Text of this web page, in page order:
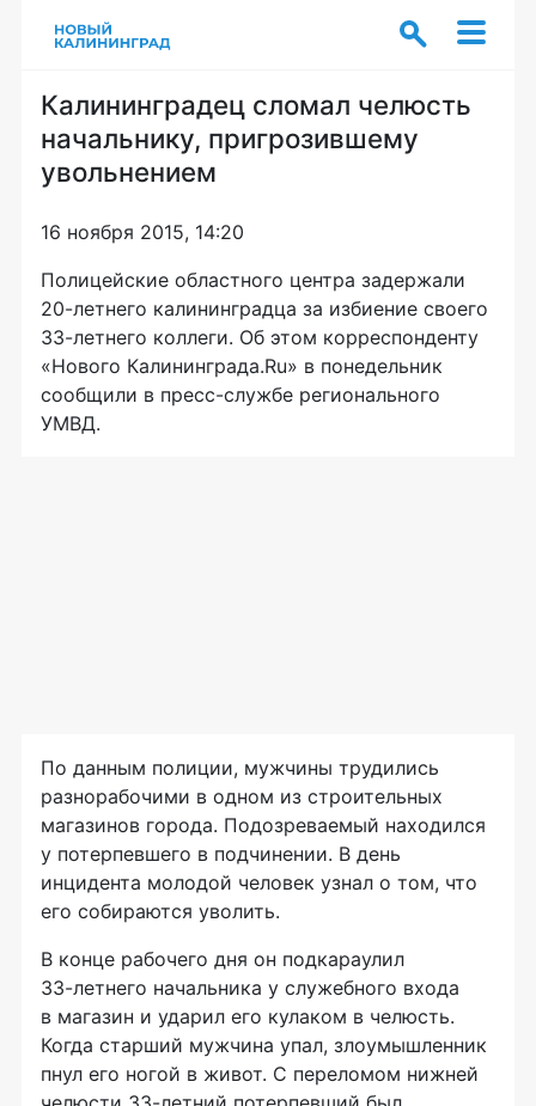
Калининградец сломал челюсть
начальнику, пригрозившему
увольнением
16 ноября 2015, 14:20
Полицейские областного центра задержали
20-летнего калининградца за избиение своего
33-летнего коллеги. Об этом корреспонденту
«Нового Калининграда.Ru» в понедельник
сообщили в пресс-службе регионального
УМВД.
По данным полиции, мужчины трудились
разнорабочими в одном из строительных
магазинов города. Подозреваемый находился
у потерпевшего в подчинении. В день
инцидента молодой человек узнал о том, что
его собираются уволить.
В конце рабочего дня он подкараулил
33-летнего начальника у служебного входа
в магазин и ударил его кулаком в челюсть.
Когда старший мужчина упал, злоумышленник
пнул его ногой в живот. С переломом нижней